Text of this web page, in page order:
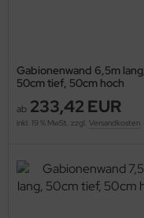
Gabionenwand 6,5m lang,
50cm tief, 50cm hoch
ab 233,42 EUR
inkl. 19 % MwSt. zzgl. Versandkosten